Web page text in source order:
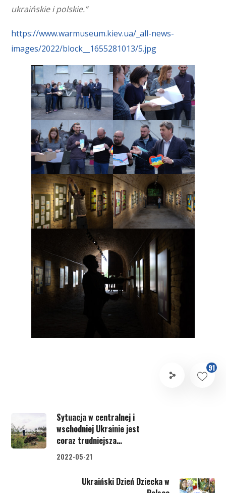
ukraińskie i polskie.”
https://www.warmuseum.kiev.ua/_all-news-
images/2022/block__1655281013/5.jpg
91
Sytuacja w centralnej i
wschodniej Ukrainie jest
coraz trudniejsza…
2022-05-21
Ukraiński Dzień Dziecka w